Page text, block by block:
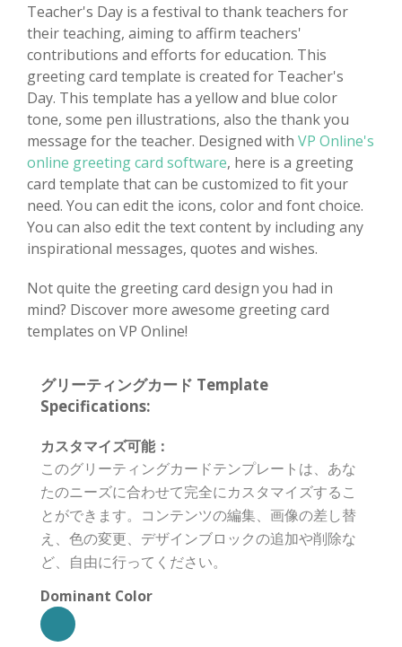
Teacher's Day is a festival to thank teachers for
their teaching, aiming to affirm teachers'
contributions and efforts for education. This
greeting card template is created for Teacher's
Day. This template has a yellow and blue color
tone, some pen illustrations, also the thank you
message for the teacher. Designed with VP Online's
online greeting card software, here is a greeting
card template that can be customized to fit your
need. You can edit the icons, color and font choice.
You can also edit the text content by including any
inspirational messages, quotes and wishes.
Not quite the greeting card design you had in
mind? Discover more awesome greeting card
templates on VP Online!
グリーティングカード Template
Specifications:
カスタマイズ可能：
このグリーティングカードテンプレートは、あな
たのニーズに合わせて完全にカスタマイズするこ
とができます。コンテンツの編集、画像の差し替
え、色の変更、デザインブロックの追加や削除な
ど、自由に行ってください。
Dominant Color